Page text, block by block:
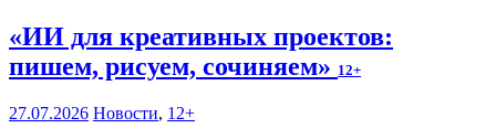
«ИИ для креативных проектов:
пишем, рисуем, сочиняем» 12+
27.07.2026 Новости, 12+